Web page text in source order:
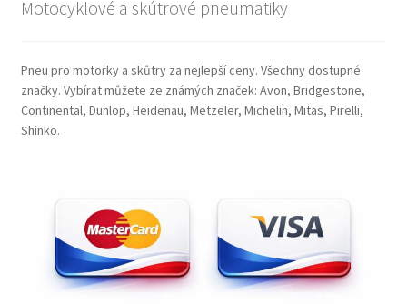
Motocyklové a skútrové pneumatiky
Pneu pro motorky a skůtry za nejlepší ceny. Všechny dostupné
značky. Vybírat můžete ze známých značek: Avon, Bridgestone,
Continental, Dunlop, Heidenau, Metzeler, Michelin, Mitas, Pirelli,
Shinko.